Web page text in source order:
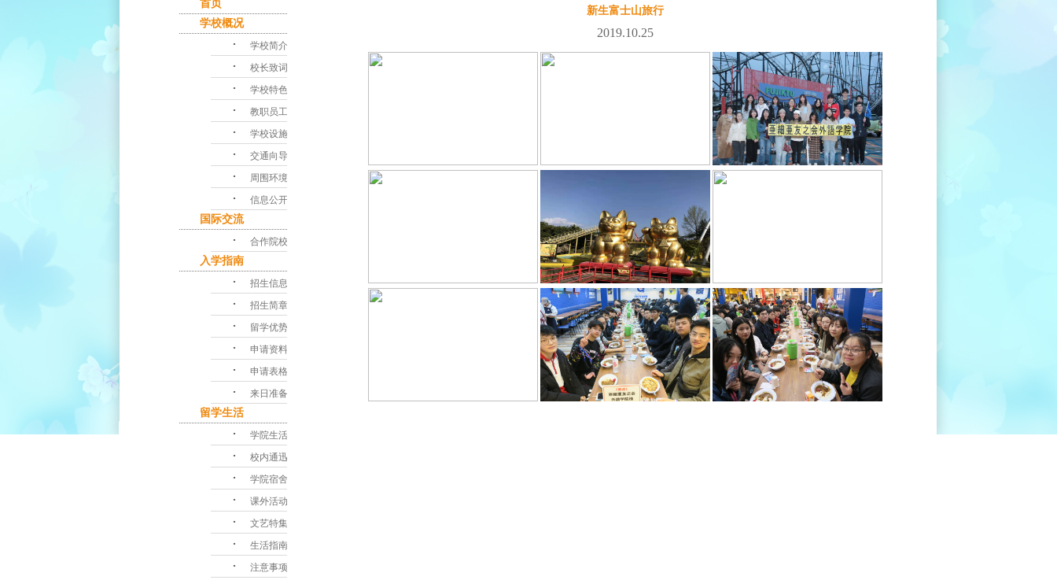
新生富士山旅行
2019.10.25
首页
学校概况
･ 学校简介
･ 校长致词
･ 学校特色
･ 教职员工
･ 学校设施
･ 交通向导
･ 周围环境
･ 信息公开
国际交流
･ 合作院校
入学指南
･ 招生信息
･ 招生简章
･ 留学优势
･ 申请资料
･ 申请表格
･ 来日准备
留学生活
･ 学院生活
･ 校内通迅
･ 学院宿舍
･ 课外活动
･ 文艺特集
･ 生活指南
･ 注意事项